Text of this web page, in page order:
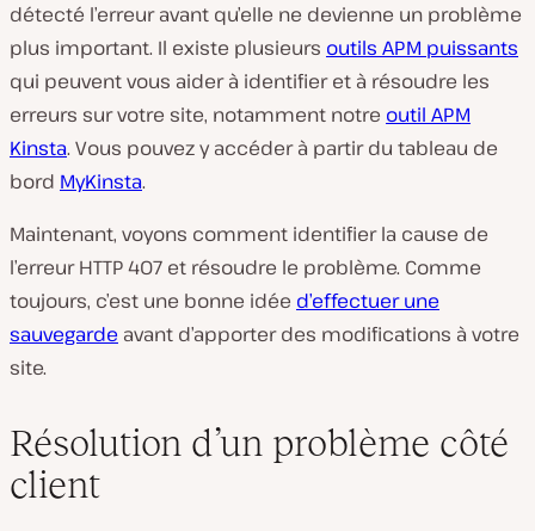
détecté l’erreur avant qu’elle ne devienne un problème
plus important. Il existe plusieurs outils APM puissants
qui peuvent vous aider à identifier et à résoudre les
erreurs sur votre site, notamment notre outil APM
Kinsta. Vous pouvez y accéder à partir du tableau de
bord MyKinsta.
Maintenant, voyons comment identifier la cause de
l’erreur HTTP 407 et résoudre le problème. Comme
toujours, c’est une bonne idée d’effectuer une
sauvegarde avant d’apporter des modifications à votre
site.
Résolution d’un problème côté
client